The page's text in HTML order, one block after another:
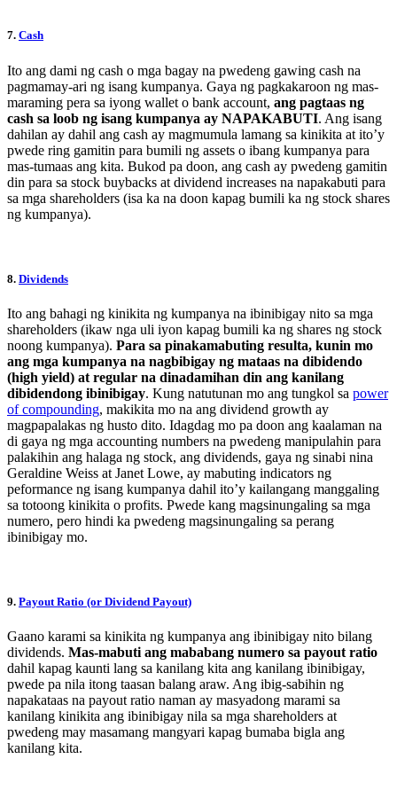
7. Cash
Ito ang dami ng cash o mga bagay na pwedeng gawing cash na
pagmamay-ari ng isang kumpanya. Gaya ng pagkakaroon ng mas-
maraming pera sa iyong wallet o bank account, ang pagtaas ng
cash sa loob ng isang kumpanya ay NAPAKABUTI. Ang isang
dahilan ay dahil ang cash ay magmumula lamang sa kinikita at ito’y
pwede ring gamitin para bumili ng assets o ibang kumpanya para
mas-tumaas ang kita. Bukod pa doon, ang cash ay pwedeng gamitin
din para sa stock buybacks at dividend increases na napakabuti para
sa mga shareholders (isa ka na doon kapag bumili ka ng stock shares
ng kumpanya).
8. Dividends
Ito ang bahagi ng kinikita ng kumpanya na ibinibigay nito sa mga
shareholders (ikaw nga uli iyon kapag bumili ka ng shares ng stock
noong kumpanya). Para sa pinakamabuting resulta, kunin mo
ang mga kumpanya na nagbibigay ng mataas na dibidendo
(high yield) at regular na dinadamihan din ang kanilang
dibidendong ibinibigay. Kung natutunan mo ang tungkol sa power
of compounding, makikita mo na ang dividend growth ay
magpapalakas ng husto dito. Idagdag mo pa doon ang kaalaman na
di gaya ng mga accounting numbers na pwedeng manipulahin para
palakihin ang halaga ng stock, ang dividends, gaya ng sinabi nina
Geraldine Weiss at Janet Lowe, ay mabuting indicators ng
peformance ng isang kumpanya dahil ito’y kailangang manggaling
sa totoong kinikita o profits. Pwede kang magsinungaling sa mga
numero, pero hindi ka pwedeng magsinungaling sa perang
ibinibigay mo.
9. Payout Ratio (or Dividend Payout)
Gaano karami sa kinikita ng kumpanya ang ibinibigay nito bilang
dividends. Mas-mabuti ang mababang numero sa payout ratio
dahil kapag kaunti lang sa kanilang kita ang kanilang ibinibigay,
pwede pa nila itong taasan balang araw. Ang ibig-sabihin ng
napakataas na payout ratio naman ay masyadong marami sa
kanilang kinikita ang ibinibigay nila sa mga shareholders at
pwedeng may masamang mangyari kapag bumaba bigla ang
kanilang kita.